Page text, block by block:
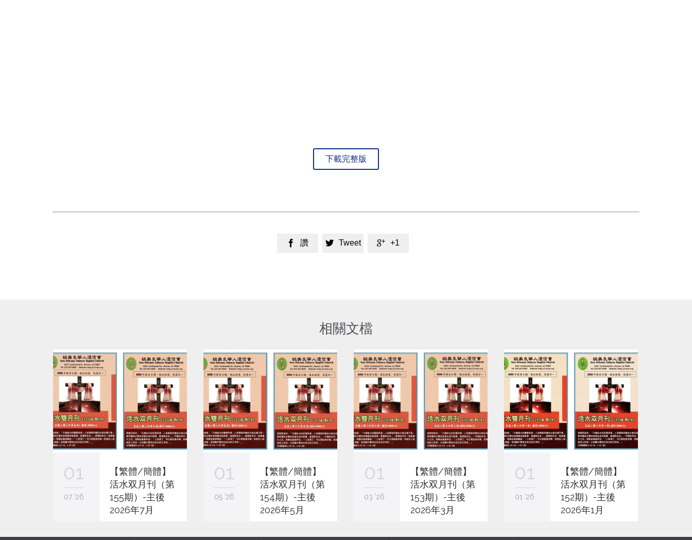
下載完整版
 讚  Tweet  +1
相關文檔
01
07 '26
【繁體/簡體】
活水双月刊（第
155期）-主後
2026年7月
01
05 '26
【繁體/簡體】
活水双月刊（第
154期）-主後
2026年5月
01
03 '26
【繁體/簡體】
活水双月刊（第
153期）-主後
2026年3月
01
01 '26
【繁體/簡體】
活水双月刊（第
152期）-主後
2026年1月